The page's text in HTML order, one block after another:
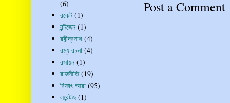
Post a Comment
(6)
রকেট (1)
রন্টজেন (1)
রবীন্দ্রনাথ (4)
রম্য রচনা (4)
রসায়ন (1)
রাজনীতি (19)
রিফাৎ আরা (95)
লরেন্টজ (1)